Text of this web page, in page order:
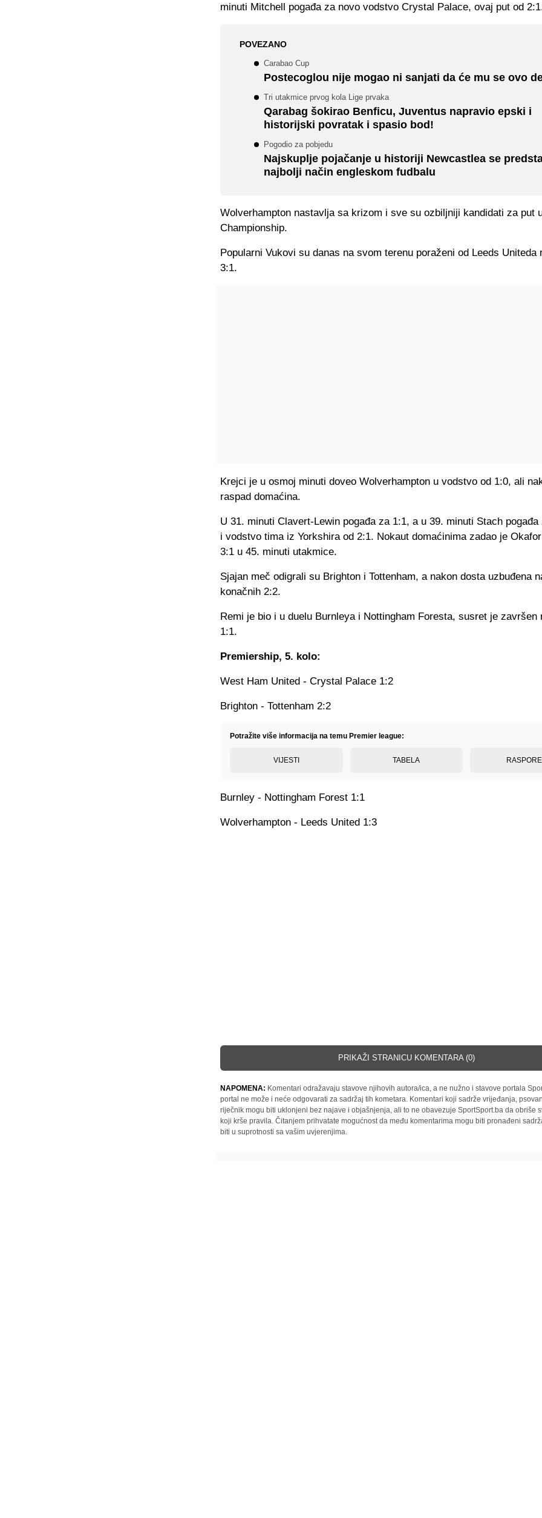
minuti Mitchell pogađa za novo vodstvo Crystal Palace, ovaj put od
POVEZANO
Carabao Cup
Postecoglou nije mogao ni sanjati da će mu se ovo
Tri utakmice prvog kola Lige prvaka
Qarabag šokirao Benficu, Juventus napravio epski i
historijski povratak i spasio bod!
Pogodio za pobjedu
Najskuplje pojačanje u historiji Newcastlea se
najbolji način engleskom fudbalu
Wolverhampton nastavlja sa krizom i sve su ozbiljniji kandidati za put
Championship.
Popularni Vukovi su danas na svom terenu poraženi od Leeds Uniteda
3:1.
Krejci je u osmoj minuti doveo Wolverhampton u vodstvo od 1:0, ali
raspad domaćina.
U 31. minuti Clavert-Lewin pogađa za 1:1, a u 39. minuti Stach
i vodstvo tima iz Yorkshira od 2:1. Nokaut domaćinima zadao je
3:1 u 45. minuti utakmice.
Sjajan meč odigrali su Brighton i Tottenham, a nakon dosta uzbuđena
konačnih 2:2.
Remi je bio i u duelu Burnleya i Nottingham Foresta, susret je završen
1:1.
Premiership, 5. kolo:
West Ham United - Crystal Palace 1:2
Brighton - Tottenham 2:2
Potražite više informacija na temu Premier league:
VIJESTI TABELA
Burnley - Nottingham Forest 1:1
Wolverhampton - Leeds United 1:3
PRIKAŽI STRANICU KOMENTARA (0)
NAPOMENA: Komentari odražavaju stavove njihovih autora/ica, a ne nužno i stavove portala
portal ne može i neće odgovarati za sadržaj tih kometara. Komentari koji sadrže vrijeđanja,
riječnik mogu biti uklonjeni bez najave i objašnjenja, ali to ne obavezuje SportSport.ba da obriše
koji krše pravila. Čitanjem prihvatate mogućnost da među komentarima mogu biti pronađeni
biti u suprotnosti sa vašim uvjerenjima.